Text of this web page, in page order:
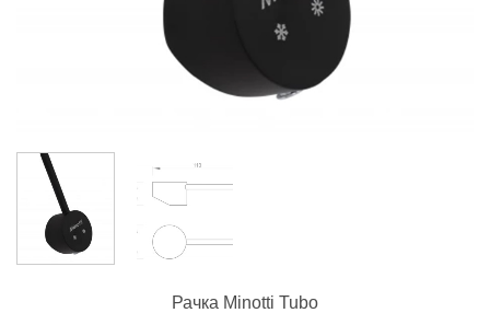
Рачка Minotti Tubo